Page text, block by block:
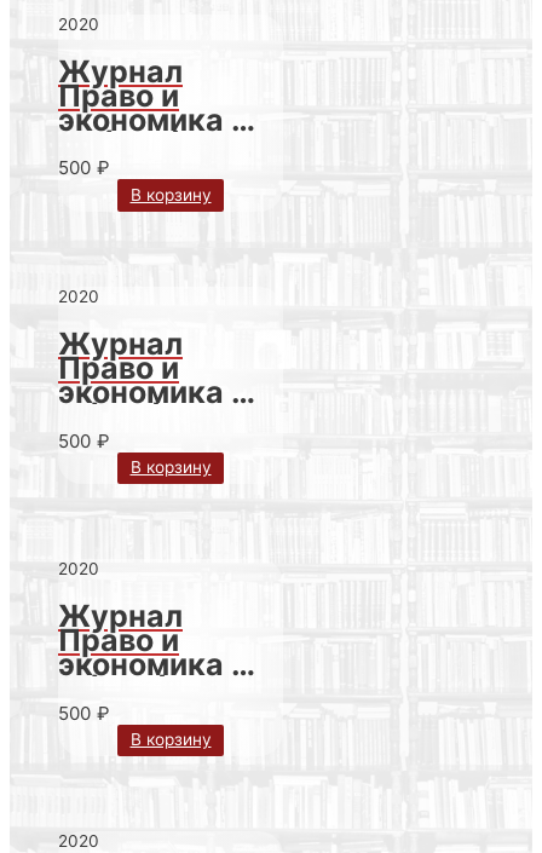
2020
Журнал
Право и
экономика №
10 (392) за
2020 г.
500 ₽
В корзину
2020
Журнал
Право и
экономика №
9 (391) за
2020 г.
500 ₽
В корзину
2020
Журнал
Право и
экономика №
8 (390) за
2020 г.
500 ₽
В корзину
2020